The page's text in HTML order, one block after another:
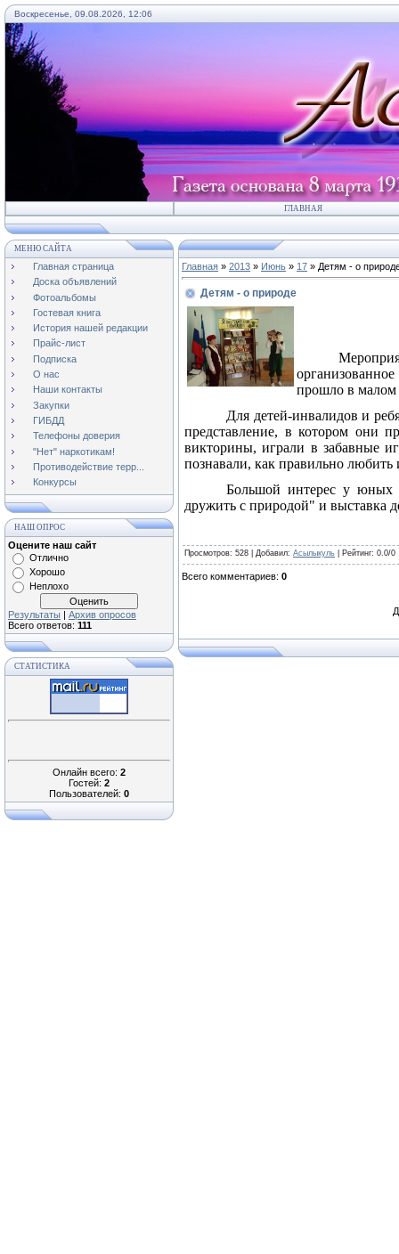
Воскресенье, 09.08.2026, 12:06
ГЛАВНАЯ
МЕНЮ САЙТА
Главная страница
Доска объявлений
Фотоальбомы
Гостевая книга
История нашей редакции
Прайс-лист
Подписка
О нас
Наши контакты
Закупки
ГИБДД
Телефоны доверия
"Нет" наркотикам!
Противодействие терр...
Конкурсы
НАШ ОПРОС
Оцените наш сайт
Отлично
Хорошо
Неплохо
Результаты | Архив опросов
Всего ответов: 111
СТАТИСТИКА
Онлайн всего: 2
Гостей: 2
Пользователей: 0
Главная » 2013 » Июнь » 17 » Детям - о
Детям - о природе
прошло в малом
Для детей-инвалидов и
представление, в котором они
викторины, играли в забавные
познавали, как правильно любить
Большой интерес у юных
дружить с природой" и выставка
Просмотров: 528 | Добавил: Асылыкуль Рейтинг: 0.0/0
Всего комментариев: 0